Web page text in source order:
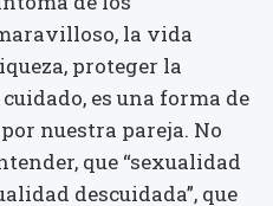
la vida
proteger la
es una forma de
nuestra pareja. No
que “sexualidad
descuidada”, que